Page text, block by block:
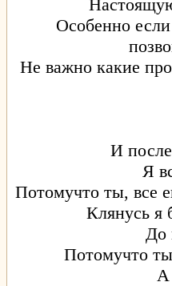
Особенно
Не важно какие
И
Я
Потомучто ты, все
Клянусь я
До
Потомучто
А